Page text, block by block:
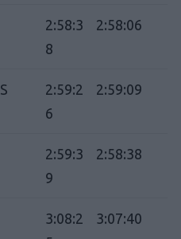
2:58:3
8
2:58:06
2:59:2
6
2:59:09
2:59:3
9
2:58:38
3:08:2
3:07:40